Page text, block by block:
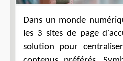
Dans un monde
les 3 sites de page
solution pour
personnalisable. Ces
espace unique sur
besoins spécifiques de